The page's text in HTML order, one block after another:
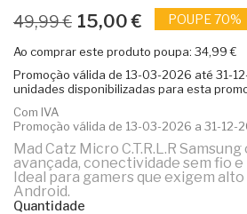
49,99 € 15,00 € POUPE 70%
Ao comprar este produto poupa: 34,99 €
Promoção válida de 13-03-2026 até 31-
unidades disponibilizadas para esta
Com IVA
Promoção válida de 13-03-2026 a 31-12-
Mad Catz Micro C.T.R.L.R
avançada, conectividade sem fio
Ideal para gamers que exigem
Android.
Quantidade